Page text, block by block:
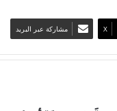
‫X مشاركة عبر البريد